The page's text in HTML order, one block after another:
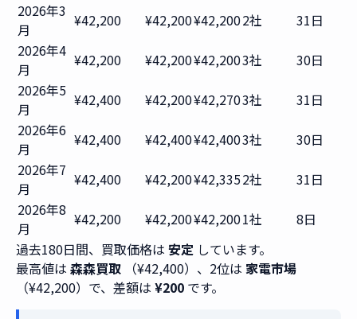
2026年3
月
¥42,200 ¥42,200¥42,2002社
31日
2026年4
月
¥42,200 ¥42,200¥42,2003社
30日
2026年5
月
¥42,400 ¥42,200¥42,2703社
31日
2026年6
月
¥42,400 ¥42,400¥42,4003社
30日
2026年7
月
¥42,400 ¥42,200¥42,3352社
31日
2026年8
月
¥42,200 ¥42,200¥42,2001社
8日
過去180日間、買取価格は 安定 しています。
最高値は 森森買取 （¥42,400）、2位は 家電市場
（¥42,200）で、差額は ¥200 です。